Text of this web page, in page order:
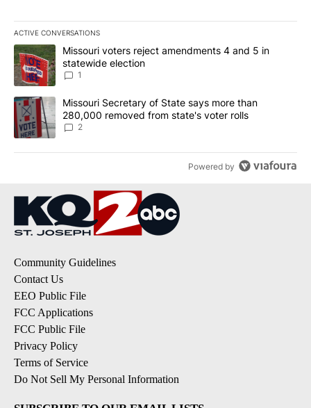
ACTIVE CONVERSATIONS
The following is a list of the most commented articles in the last
A trending article titled "Missouri voters reject amendments 4
Missouri voters reject amendments 4 and 5 in
statewide election
1
A trending article titled "Missouri Secretary of State says more
Missouri Secretary of State says more than
280,000 removed from state's voter rolls
2
Powered by
Community Guidelines
Contact Us
EEO Public File
FCC Applications
FCC Public File
Privacy Policy
Terms of Service
Do Not Sell My Personal Information